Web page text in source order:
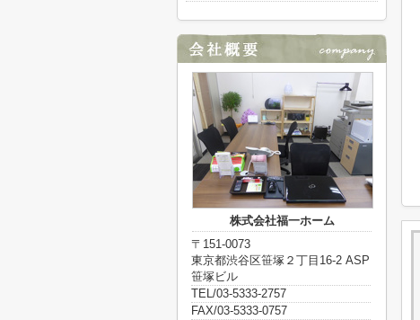
株式会社福一ホーム
〒151-0073
東京都渋谷区笹塚２丁目16-2 ASP
笹塚ビル
TEL/03-5333-2757
FAX/03-5333-0757